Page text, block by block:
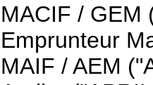
MACIF / GEM
Emprunteur
MAIF / AEM